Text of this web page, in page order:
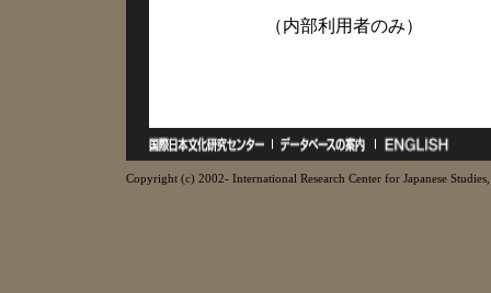
（内部利用者のみ）
Copyright (c) 2002- International Research Center for Japanese